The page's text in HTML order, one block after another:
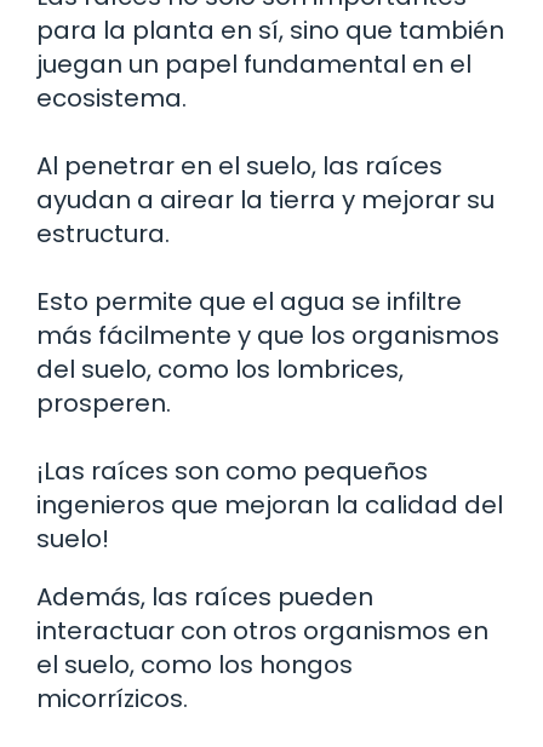
para la planta en sí, sino que también
juegan un papel fundamental en el
ecosistema.
Al penetrar en el suelo, las raíces
ayudan a airear la tierra y mejorar su
estructura.
Esto permite que el agua se infiltre
más fácilmente y que los organismos
del suelo, como los lombrices,
prosperen.
¡Las raíces son como pequeños
ingenieros que mejoran la calidad del
suelo!
Además, las raíces pueden
interactuar con otros organismos en
el suelo, como los hongos
micorrízicos.